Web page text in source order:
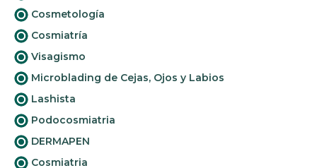
Cosmetología
Cosmiatría
Visagismo
Microblading de Cejas, Ojos y Labios
Lashista
Podocosmiatria
DERMAPEN
Cosmiatria